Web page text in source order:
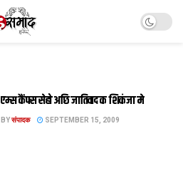
एम्स कैंपस सेहो अछि जातिवाद क शिकंजा मे
BYसंपादक SEPTEMBER 15, 2009